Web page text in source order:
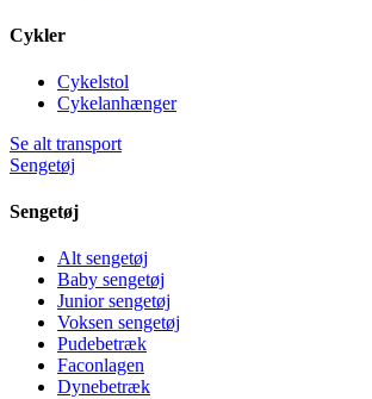
Cykler
Cykelstol
Cykelanhænger
Se alt transport
Sengetøj
Sengetøj
Alt sengetøj
Baby sengetøj
Junior sengetøj
Voksen sengetøj
Pudebetræk
Faconlagen
Dynebetræk